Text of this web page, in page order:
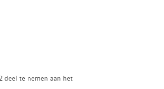
deel te nemen aan het